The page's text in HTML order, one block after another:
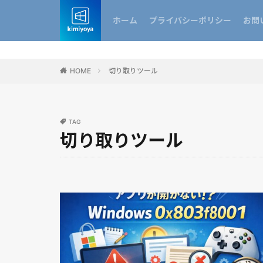
ホーム プライバシーポリシー お問
HOME 切り取りツール
TAG
切り取りツール